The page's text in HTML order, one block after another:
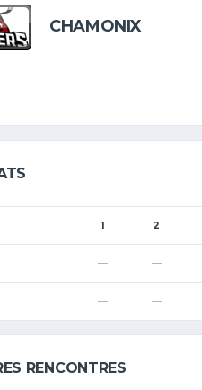
CHAMONIX
1 2
— —
— —
RENCONTRES